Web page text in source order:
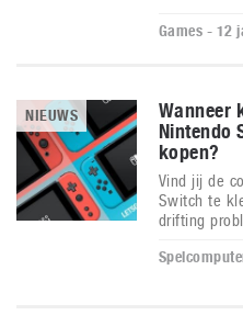
Games - 12
NIEUWS
Wanneer
Nintendo
kopen?
Vind jij de
Switch te
drifting